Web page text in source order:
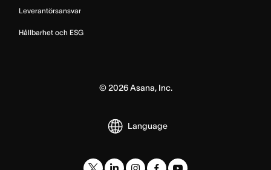
Leverantörsansvar
Hållbarhet och ESG
© 2026Asana, Inc.
Language